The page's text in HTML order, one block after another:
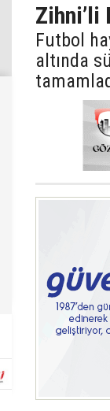
Zihni’li
Futbol
altında